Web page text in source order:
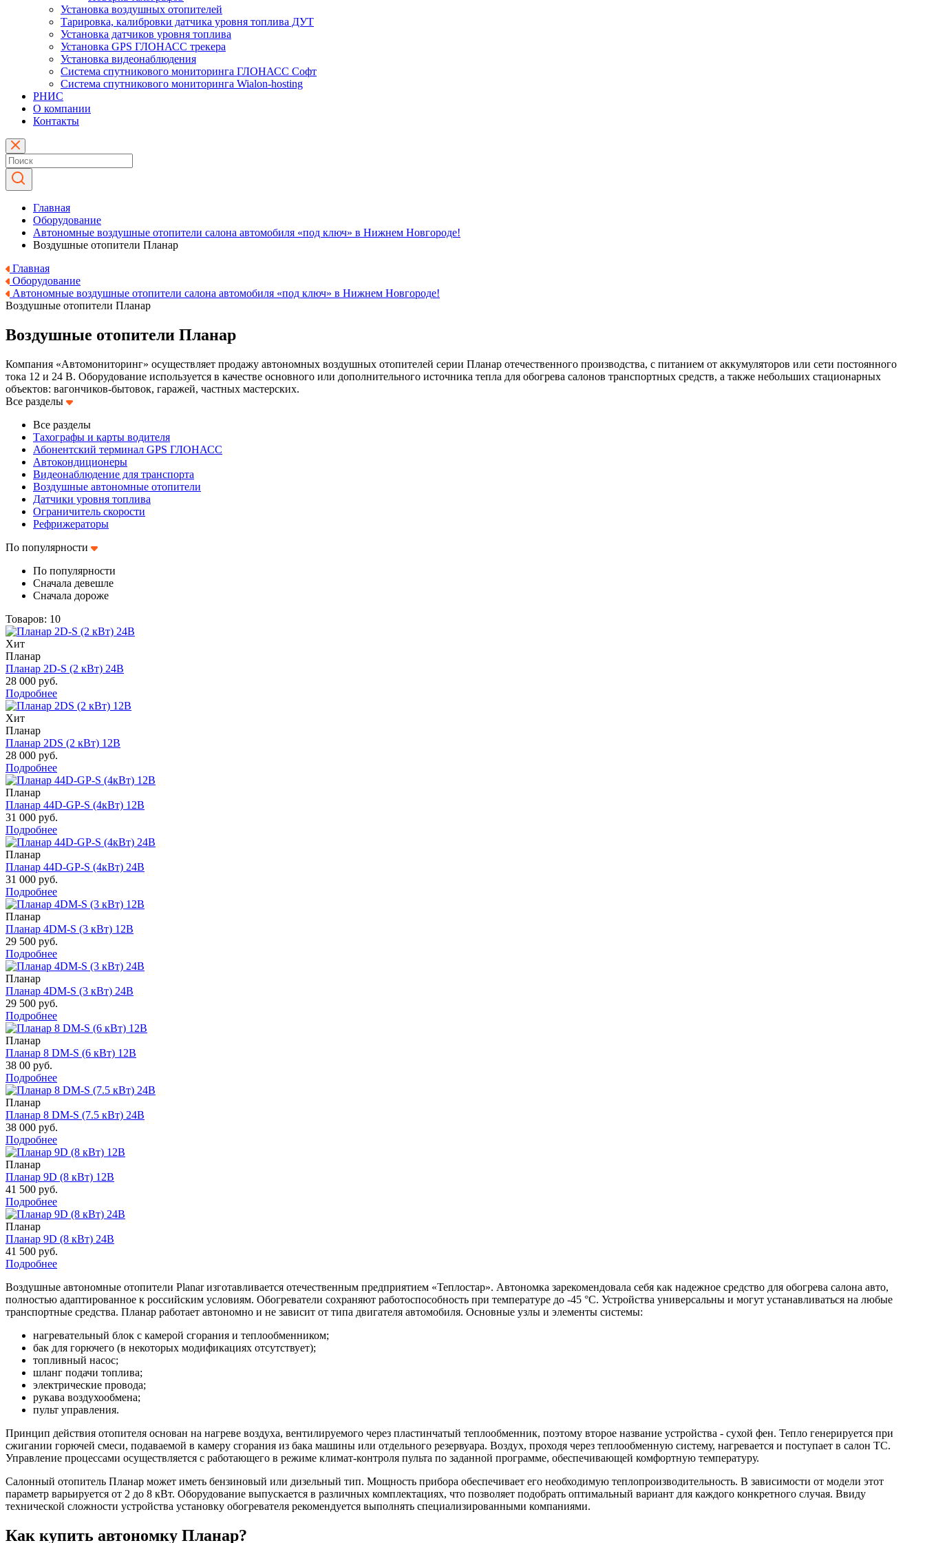
Установка воздушных отопителей
Тарировка, калибровки датчика уровня топлива ДУТ
Установка датчиков уровня топлива
Установка GPS ГЛОНАСС трекера
Установка видеонаблюдения
Система спутникового мониторинга ГЛОНАСС Софт
Система спутникового мониторинга Wialon-hosting
РНИС
О компании
Контакты
Главная
Оборудование
Автономные воздушные отопители салона автомобиля «под ключ» в Нижнем Новгороде!
Воздушные отопители Планар
Главная
Оборудование
Автономные воздушные отопители салона автомобиля «под ключ» в Нижнем Новгороде!
Воздушные отопители Планар
Воздушные отопители Планар
Компания «Автомониторинг» осуществляет продажу автономных воздушных отопителей серии Планар отечественного производства, с питанием от аккумуляторов или сети постоянного
тока 12 и 24 В. Оборудование используется в качестве основного или дополнительного источника тепла для обогрева салонов транспортных средств, а также небольших стационарных
объектов: вагончиков-бытовок, гаражей, частных мастерских.
Все разделы
Все разделы
Тахографы и карты водителя
Абонентский терминал GPS ГЛОНАСС
Автокондиционеры
Видеонаблюдение для транспорта
Воздушные автономные отопители
Датчики уровня топлива
Ограничитель скорости
Рефрижераторы
По популярности
По популярности
Сначала девешле
Сначала дороже
Товаров: 10
Хит
Планар
Планар 2D-S (2 кВт) 24В
28 000 руб.
Подробнее
Хит
Планар
Планар 2DS (2 кВт) 12В
28 000 руб.
Подробнее
Планар
Планар 44D-GP-S (4кВт) 12В
31 000 руб.
Подробнее
Планар
Планар 44D-GP-S (4кВт) 24В
31 000 руб.
Подробнее
Планар
Планар 4DM-S (3 кВт) 12В
29 500 руб.
Подробнее
Планар
Планар 4DM-S (3 кВт) 24В
29 500 руб.
Подробнее
Планар
Планар 8 DM-S (6 кВт) 12В
38 00 руб.
Подробнее
Планар
Планар 8 DM-S (7.5 кВт) 24В
38 000 руб.
Подробнее
Планар
Планар 9D (8 кВт) 12В
41 500 руб.
Подробнее
Планар
Планар 9D (8 кВт) 24В
41 500 руб.
Подробнее
Воздушные автономные отопители Planar изготавливается отечественным предприятием «Теплостар». Автономка зарекомендовала себя как надежное средство для обогрева салона авто,
полностью адаптированное к российским условиям. Обогреватели сохраняют работоспособность при температуре до -45 °C. Устройства универсальны и могут устанавливаться на любые
транспортные средства. Планар работает автономно и не зависит от типа двигателя автомобиля. Основные узлы и элементы системы:
нагревательный блок с камерой сгорания и теплообменником;
бак для горючего (в некоторых модификациях отсутствует);
топливный насос;
шланг подачи топлива;
электрические провода;
рукава воздухообмена;
пульт управления.
Принцип действия отопителя основан на нагреве воздуха, вентилируемого через пластинчатый теплообменник, поэтому второе название устройства - сухой фен. Тепло генерируется при
сжигании горючей смеси, подаваемой в камеру сгорания из бака машины или отдельного резервуара. Воздух, проходя через теплообменную систему, нагревается и поступает в салон ТС.
Управление процессами осуществляется с работающего в режиме климат-контроля пульта по заданной программе, обеспечивающей комфортную температуру.
Салонный отопитель Планар может иметь бензиновый или дизельный тип. Мощность прибора обеспечивает его необходимую теплопроизводительность. В зависимости от модели этот
параметр варьируется от 2 до 8 кВт. Оборудование выпускается в различных комплектациях, что позволяет подобрать оптимальный вариант для каждого конкретного случая. Ввиду
технической сложности устройства установку обогревателя рекомендуется выполнять специализированными компаниями.
Как купить автономку Планар?